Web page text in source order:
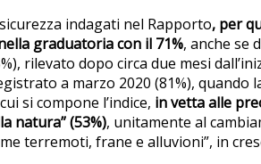
indagati nel Rapporto, per
graduatoria con il 71%, anche se
rilevato dopo circa due mesi
a marzo 2020 (81%), quando
si compone l’indice, in vetta alle
natura” (53%), unitamente al
terremoti, frane e alluvioni”, in